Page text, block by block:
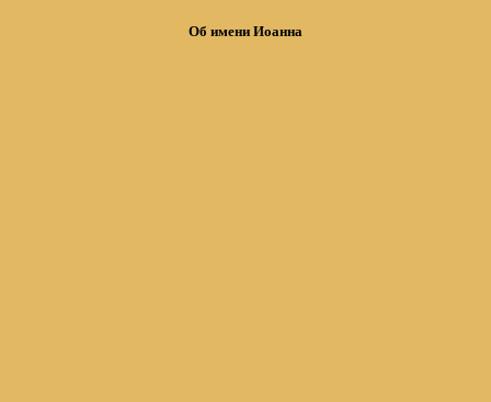
Об имени Иоанна